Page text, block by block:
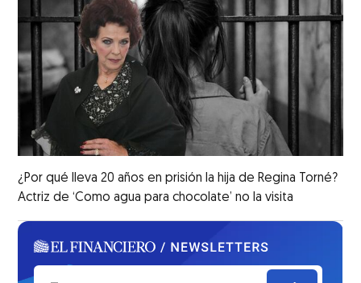
¿Por qué lleva 20 años en prisión la hija de Regina Torné?
Actriz de ‘Como agua para chocolate’ no la visita